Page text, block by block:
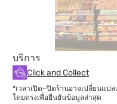
บริการ
Click and Collect
*เวลาเปิด–ปิดร้านอาจเปลี่ยนแ
โดยตรงเพื่อยืนยันข้อมูลล่าสุด